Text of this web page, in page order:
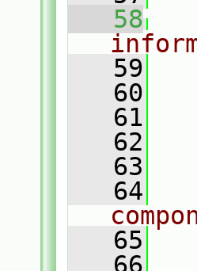
   58
   59
   60
   61
   62
   63
   64
   65
   66